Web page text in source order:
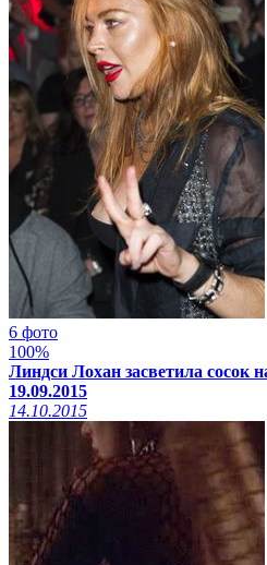
6 фото
100%
Линдси Лохан засветила сосок
19.09.2015
14.10.2015